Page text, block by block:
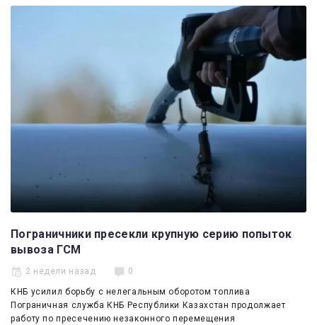
Спецпроекты
Котировки
Kazenergy
Пограничники пресекли крупную серию попыток
вывоза ГСМ
2 недели назад 0
КНБ усилил борьбу с нелегальным оборотом топлива
Пограничная служба КНБ Республики Казахстан продолжает
работу по пресечению незаконного перемещения